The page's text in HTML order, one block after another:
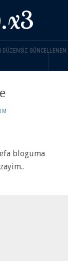
DÜZENSIZ GÜNCELLENEN
bloguma